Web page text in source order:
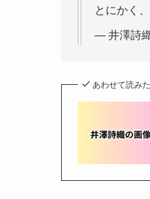
とにかく
— 井澤詩
あわせて読み